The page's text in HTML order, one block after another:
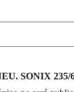
SONIX